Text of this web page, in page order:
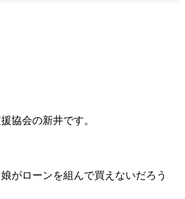
協会の新井です。
がローンを組んで買えないだろう